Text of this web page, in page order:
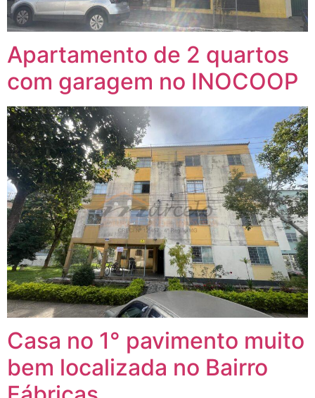
Apartamento de 2 quartos
com garagem no INOCOOP
Casa no 1° pavimento muito
bem localizada no Bairro